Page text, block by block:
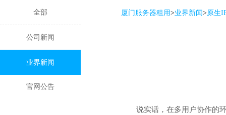
全部
公司新闻
业界新闻
官网公告
厦门服务器租用>业界新闻>原生
说实话，在多用户协作的